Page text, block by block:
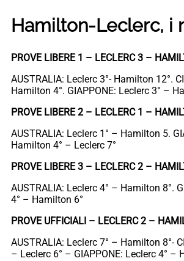
Hamilton-Leclerc, i
PROVE LIBERE 1 – LECLERC 3 –
AUSTRALIA: Leclerc 3°- Hamilton 12°.
Hamilton 4°. GIAPPONE: Leclerc 3° –
PROVE LIBERE 2 – LECLERC 1 –
AUSTRALIA: Leclerc 1° – Hamilton 5.
Hamilton 4° – Leclerc 7°
PROVE LIBERE 3 – LECLERC 2 –
AUSTRALIA: Leclerc 4° – Hamilton 8°.
4° – Hamilton 6°
PROVE UFFICIALI – LECLERC 2 –
AUSTRALIA: Leclerc 7° – Hamilton 8°-
– Leclerc 6° – GIAPPONE: Leclerc 4° –